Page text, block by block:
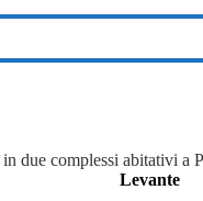
due complessi abitativi a
Levante